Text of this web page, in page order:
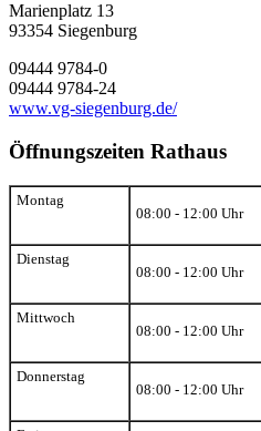
Marienplatz 13
93354 Siegenburg
09444 9784-0
09444 9784-24
www.vg-siegenburg.de/
Öffnungszeiten Rathaus
Montag
08:00 - 12:00 Uhr
Dienstag
08:00 - 12:00 Uhr
Mittwoch
08:00 - 12:00 Uhr
Donnerstag
08:00 - 12:00 Uhr